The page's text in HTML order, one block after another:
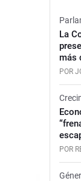
La
más
POR
POR